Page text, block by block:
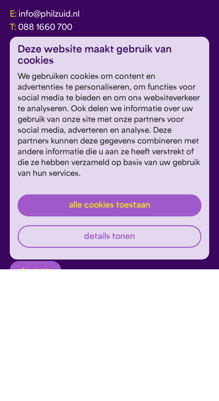
Deze website maakt gebruik van
cookies
We gebruiken cookies om content en
advertenties te personaliseren, om functies voor
social media te bieden en om ons websiteverkeer
te analyseren. Ook delen we informatie over uw
gebruik van onze site met onze partners voor
social media, adverteren en analyse. Deze
partners kunnen deze gegevens combineren met
andere informatie die u aan ze heeft verstrekt of
die ze hebben verzameld op basis van uw gebruik
van hun services.
alle cookies toestaan
details tonen
E: info@philzuid.nl
T: 088 1660 700
over Philzuid vacatures
wij danken contact
Meld je aan voor de Philzuid nieuwsbrief en
ontvang concerttips en ons laatste nieuws.
Dit formulier wordt beschermd door reCAPTCHA en
Google's
PrivacyverklaringenServicevoorwaarden
zijn
van toepassing.
Geef om Philzuid en steun ons!
steun ons